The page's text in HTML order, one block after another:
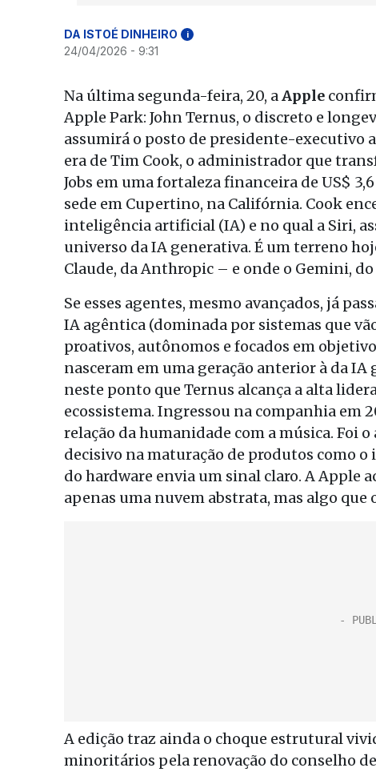
DA ISTOÉ DINHEIRO i
24/04/2026 - 9:31
Na última segunda-feira, 20, aApple
Apple Park: John Ternus, o discreto e
assumirá o posto de presidente-executivo
era de Tim Cook, o administrador que
Jobs em uma fortaleza financeira de US$
sede em Cupertino, na Califórnia. Cook
inteligência artificial (IA) e no qual a Siri,
universo da IA generativa. É um terreno
Claude, da Anthropic – e onde o Gemini,
Se esses agentes, mesmo avançados, já
IA agêntica (dominada por sistemas que
proativos, autônomos e focados em
nasceram em uma geração anterior à da
neste ponto que Ternus alcança a alta
ecossistema. Ingressou na companhia em
relação da humanidade com a música. Foi
decisivo na maturação de produtos como
do hardware envia um sinal claro. A Apple
apenas uma nuvem abstrata, mas algo
A edição traz ainda o choque estrutural
minoritários pela renovação do conselho